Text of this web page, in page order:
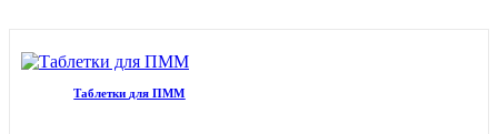
Таблетки для ПММ